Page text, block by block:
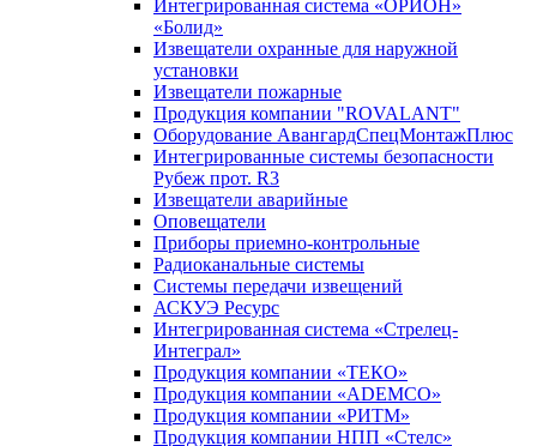
Интегрированная система «ОРИОН»
«Болид»
Извещатели охранные для наружной
установки
Извещатели пожарные
Продукция компании "ROVALANT"
Оборудование АвангардСпецМонтажПлюс
Интегрированные системы безопасности
Рубеж прот. R3
Извещатели аварийные
Оповещатели
Приборы приемно-контрольные
Радиоканальные системы
Системы передачи извещений
АСКУЭ Ресурс
Интегрированная система «Стрелец-
Интеграл»
Продукция компании «ТЕКО»
Продукция компании «ADEMCO»
Продукция компании «РИТМ»
Продукция компании НПП «Стелс»